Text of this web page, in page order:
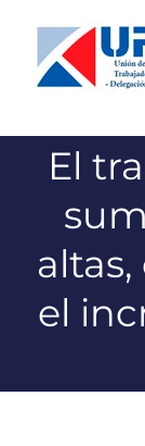
contenido
El
el